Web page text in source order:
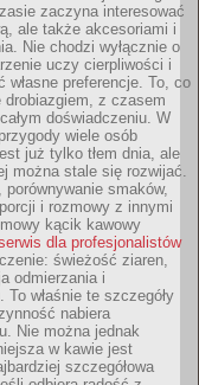
zaczyna interesować
ale także akcesoriami i
Nie chodzi wyłącznie o
uczy cierpliwości i
własne preferencje. To, co
z czasem
doświadczeniu. W
wiele osób
już tylko tłem dnia, ale
można stale się rozwijać.
smaków,
i rozmowy z innymi
kącik kawowy
dla profesjonalistów
świeżość ziaren,
odmierzania i
właśnie te szczegóły
nabiera
Nie można jednak
w kawie jest
szczegółowa